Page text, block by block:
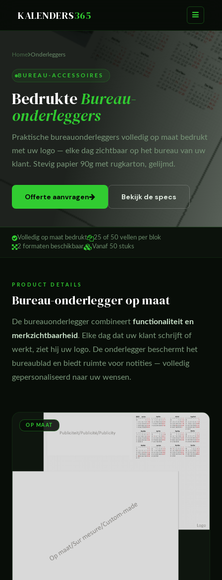
KALENDERS365
Home Onderleggers
BUREAU-ACCESSOIRES
BedrukteBureau-
onderleggers
Praktische bureauonderleggers volledig op maat bedrukt
met uw logo — elke dag zichtbaar op het bureau van uw
klant. Stevig papier 90g met rugkarton, gelijmd.
Offerte aanvragen Bekijk de specs
Volledig op maat bedrukt
25 of 50 vellen per blok
2 formaten beschikbaar
Vanaf 50 stuks
PRODUCT DETAILS
Bureau-onderlegger op maat
De bureauonderlegger combineert functionaliteit en
merkzichtbaarheid. Elke dag dat uw klant schrijft of
werkt, ziet hij uw logo. De onderlegger beschermt het
bureaublad en biedt ruimte voor notities — volledig
gepersonaliseerd naar uw wensen.
OP MAAT